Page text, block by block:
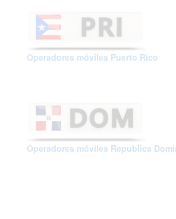
Operadores móviles Puerto Rico
Operadores móviles Republica